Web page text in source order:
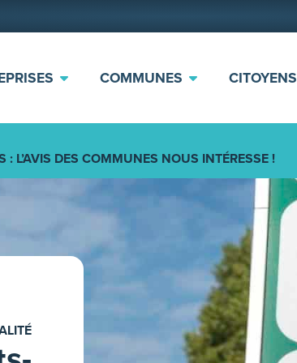
COMMUNES CITOYENS
L’AVIS DES COMMUNES NOUS INTÉRESSE !